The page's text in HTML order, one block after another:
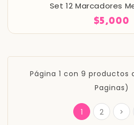
Set 12 Marcadores
$5,000
Página 1 con 9 productos
Paginas)
1 2 >